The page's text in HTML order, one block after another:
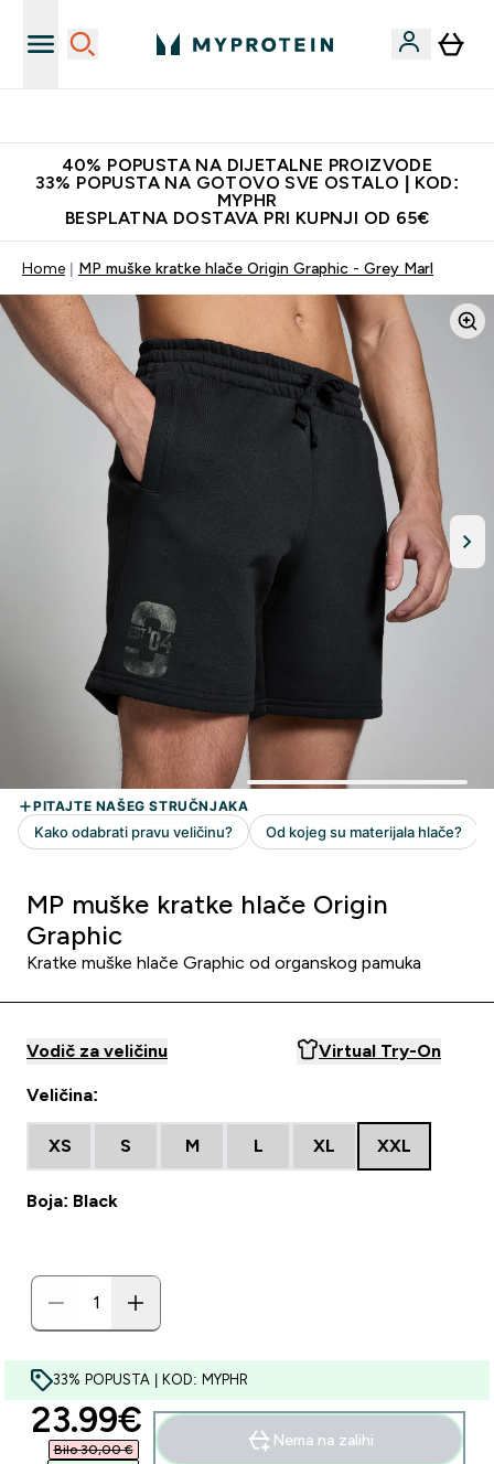
40% POPUSTA NA DIJETALNE PROIZVODE
33% POPUSTA NA GOTOVO SVE OSTALO | KOD:
MYPHR
BESPLATNA DOSTAVA PRI KUPNJI OD 65€
Home MP muške kratke hlače Origin Graphic - Grey Marl
MP muške kratke hlače Origin
Graphic
Kratke muške hlače Graphic od organskog pamuka
Vodič za veličinu Virtual Try-On
Veličina:
XS S M L XL XXL
Boja: Black
33% POPUSTA | KOD: MYPHR
discounted price
23.99€‎
Bilo 30,00 €‎
Nema na zalihi